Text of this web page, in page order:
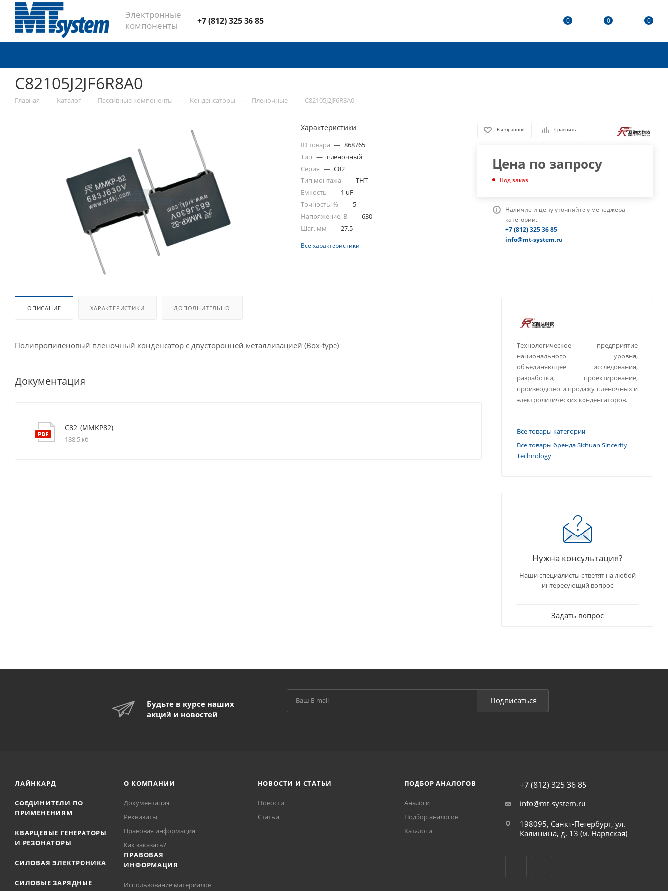
Электронные
компоненты
+7 (812) 325 36 85 0 0 0
C82105J2JF6R8A0
Главная — Каталог — Пассивные компоненты — Конденсаторы — Пленочные — C82105J2JF6R8A0
Характеристики
ID товара — 868765
Тип — пленочный
Серия — C82
Тип монтажа — THT
Емкость — 1 uF
Точность, % — 5
Напряжение, В — 630
Шаг, мм — 27.5
Все характеристики
В избранное Сравнить
Цена по запросу
Под заказ
Наличие и цену уточняйте у менеджера
категории.
+7 (812) 325 36 85
info@mt-system.ru
ОПИСАНИЕ ХАРАКТЕРИСТИКИ ДОПОЛНИТЕЛЬНО
Полипропиленовый пленочный конденсатор с двусторонней металлизацией (Box-type)
Документация
C82_(MMKP82)
188,5 кб
Технологическое предприятие
национального уровня,
объединяющее исследования,
разработки, проектирование,
производство и продажу пленочных и
электролитических конденсаторов.
Все товары категории
Все товары бренда Sichuan Sincerity
Technology
Нужна консультация?
Наши специалисты ответят на любой
интересующий вопрос
Задать вопрос
Будьте в курсе наших
акций и новостей
Подписаться
ЛАЙНКАРД
СОЕДИНИТЕЛИ ПО
ПРИМЕНЕНИЯМ
КВАРЦЕВЫЕ ГЕНЕРАТОРЫ
И РЕЗОНАТОРЫ
СИЛОВАЯ ЭЛЕКТРОНИКА
СИЛОВЫЕ ЗАРЯДНЫЕ
О КОМПАНИИ
Документация
Реквизиты
Правовая информация
Как заказать?
ПРАВОВАЯ
ИНФОРМАЦИЯ
Использование материалов
НОВОСТИ И СТАТЬИ
Новости
Статьи
ПОДБОР АНАЛОГОВ
Аналоги
Подбор аналогов
Каталоги
+7 (812) 325 36 85
info@mt-system.ru
198095, Санкт-Петербург, ул.
Калинина, д. 13 (м. Нарвская)